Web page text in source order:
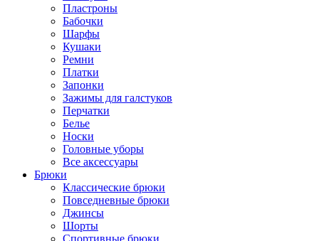
Пластроны
Бабочки
Шарфы
Кушаки
Ремни
Платки
Запонки
Зажимы для галстуков
Перчатки
Белье
Носки
Головные уборы
Все аксессуары
Брюки
Классические брюки
Повседневные брюки
Джинсы
Шорты
Спортивные брюки